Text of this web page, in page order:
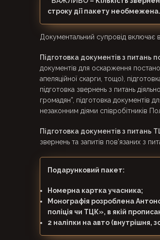
строку дії пакету необмежена.
Документальний супровід включає
Підготовка документів з питань
документів для оскарження
апеляційної скарги, тощо),
підготовка звернень з питань
громадян”, підготовка документів
незаконним діями співробітників
Підготовка документів з питань
звернень та запитів пов’язаних з
Подарунковий пакет:
Номерна картка учасника;
Монографія розроблена
поліція чи ТЦК», в якій
2 наліпки на авто (внутрішня,